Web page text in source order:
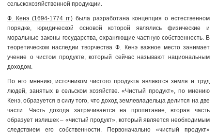
сельскохозяйственной продукции.
Ф. Кенэ (1694-1774 гг.) была разработана концепция о естественном
порядке, юридической основой которой являлись физические и
моральные законы государства, охраняющие частную собственность. В
теоретическом наследии творчества Ф. Кенэ важное место занимает
учение о чистом продукте, который сейчас называют национальным
доходом.
По его мнению, источником чистого продукта являются земля и труд
людей, занятых в сельском хозяйстве. «Чистый продукт», по мнению
Кенэ, образуется в силу того, что доход землевладельца делится на две
части. Часть дохода затрачивается на пропитание, вторая часть
образует излишек – «чистый продукт», который является необходимым
следствием его собственности. Первоначально «чистый продукт»